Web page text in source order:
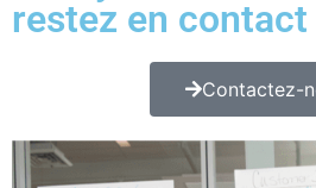
restez en contact
Contactez-